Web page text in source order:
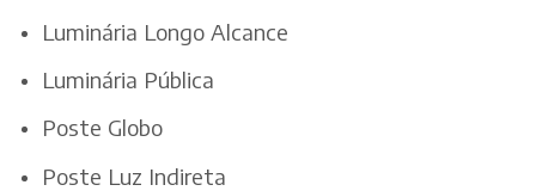
Luminária Longo Alcance
Luminária Pública
Poste Globo
Poste Luz Indireta